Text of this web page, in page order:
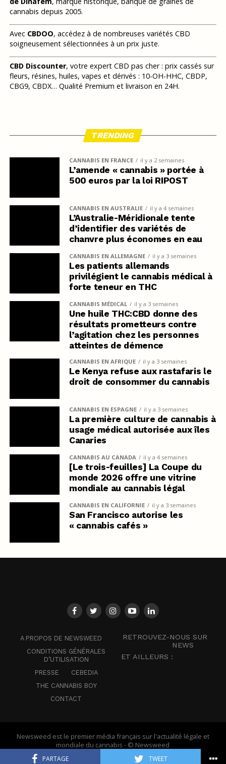
PARTAGE TWEET
cannabis depuis 2005.
Avec CBDOO, accédez à de nombreuses variétés CBD
soigneusement sélectionnées à un prix juste.
CBD Discounter, votre expert CBD pas cher : prix cassés sur
fleurs, résines, huiles, vapes et dérivés : 10-OH-HHC, CBDP,
CBG9, CBDX… Qualité Premium et livraison en 24H.
TRENDING
CANNABIS EN FRANCE il y a 2 semaines
L’amende « cannabis » portée à
500 euros par la loi RIPOST
CANNABIS EN AUSTRALIE il y a 4 semaines
L’Australie-Méridionale tente
d’identifier des variétés de
chanvre plus économes en eau
CANNABIS EN ALLEMAGNE il y a 3 semaines
Les patients allemands
privilégient le cannabis médical à
forte teneur en THC
CANNABIS MÉDICAL il y a 3 semaines
Une huile THC:CBD donne des
résultats prometteurs contre
l’agitation chez les personnes
atteintes de démence
CANNABIS EN AFRIQUE il y a 3 semaines
Le Kenya refuse aux rastafaris le
droit de consommer du cannabis
CANNABIS EN ESPAGNE il y a 3 semaines
La première culture de cannabis à
usage médical autorisée aux îles
Canaries
CANNABIS AU CANADA il y a 4 semaines
[Le trois-feuilles] La Coupe du
monde 2026 offre une vitrine
mondiale au cannabis légal
CANNABIS EN CALIFORNIE il y a 3 semaines
San Francisco autorise les
« cannabis cafés »
A PROPOS DE NEWSWEED
CONDITIONS GÉNÉRALES
D’UTILISATION
PRESSE
CEBEDIA
THE CANNABIS BOY
CONTACT
RETROUVEZ-NOUS SUR
NEWS
ET AILLEURS :
Newsweed est le premier média français sur l'actualité légale et
mondiale du cannabis - © Newsweed